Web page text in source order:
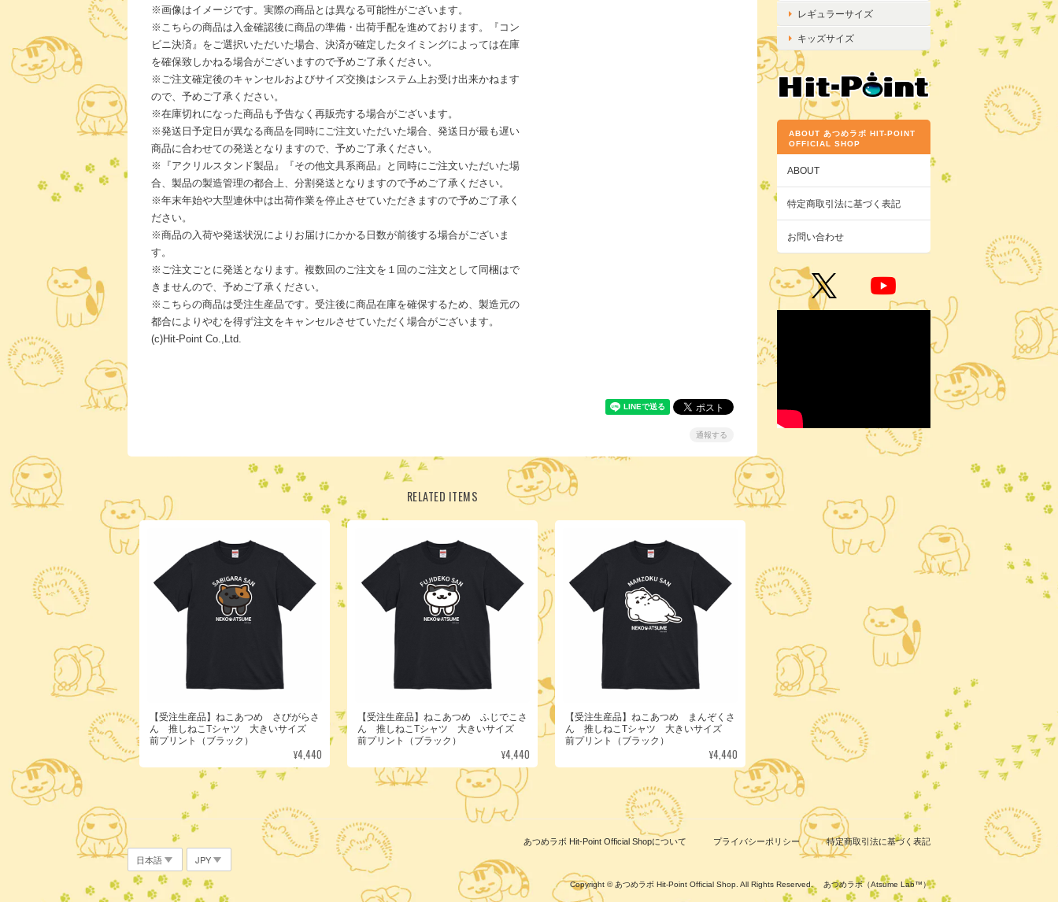
※画像はイメージです。実際の商品とは異なる可能性がございます。
※こちらの商品は入金確認後に商品の準備・出荷手配を進めております。『コン
ビニ決済』をご選択いただいた場合、決済が確定したタイミングによっては在庫
を確保致しかねる場合がございますので予めご了承ください。
※ご注文確定後のキャンセルおよびサイズ交換はシステム上お受け出来かねます
ので、予めご了承ください。
※在庫切れになった商品も予告なく再販売する場合がございます。
※発送日予定日が異なる商品を同時にご注文いただいた場合、発送日が最も遅い
商品に合わせての発送となりますので、予めご了承ください。
※『アクリルスタンド製品』『その他文具系商品』と同時にご注文いただいた場
合、製品の製造管理の都合上、分割発送となりますので予めご了承ください。
※年末年始や大型連休中は出荷作業を停止させていただきますので予めご了承く
ださい。
※商品の入荷や発送状況によりお届けにかかる日数が前後する場合がございま
す。
※ご注文ごとに発送となります。複数回のご注文を１回のご注文として同梱はで
きませんので、予めご了承ください。
※こちらの商品は受注生産品です。受注後に商品在庫を確保するため、製造元の
都合によりやむを得ず注文をキャンセルさせていただく場合がございます。
(c)Hit-Point Co.,Ltd.
通報する
RELATED ITEMS
【受注生産品】ねこあつめ さびがらさ
ん 推しねこTシャツ 大きいサイズ
前プリント（ブラック）
¥4,440
【受注生産品】ねこあつめ ふじでこさ
ん 推しねこTシャツ 大きいサイズ
前プリント（ブラック）
¥4,440
【受注生産品】ねこあつめ まんぞくさ
ん 推しねこTシャツ 大きいサイズ
前プリント（ブラック）
¥4,440
レギュラーサイズ
キッズサイズ
ABOUT あつめラボ HIT-POINT
OFFICIAL SHOP
ABOUT
特定商取引法に基づく表記
お問い合わせ
あつめラボ Hit-Point Official Shopについて プライバシーポリシー 特定商取引法に基づく表記
Copyright © あつめラボ Hit-Point Official Shop. All Rights Reserved. あつめラボ（Atsume Lab™）